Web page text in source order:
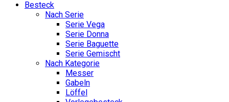
Besteck
Nach Serie
Serie Vega
Serie Donna
Serie Baguette
Serie Gemischt
Nach Kategorie
Messer
Gabeln
Löffel